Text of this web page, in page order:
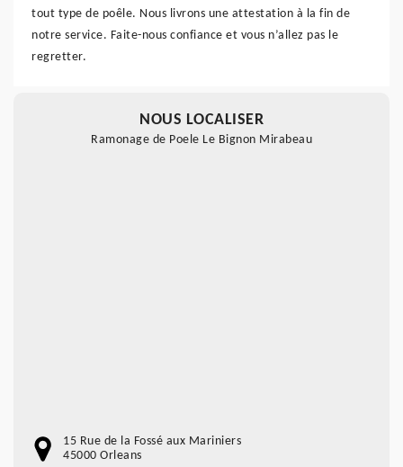
tout type de poêle. Nous livrons une attestation à la fin de
notre service. Faite-nous confiance et vous n’allez pas le
regretter.
NOUS LOCALISER
Ramonage de Poele Le Bignon Mirabeau
15 Rue de la Fossé aux Mariniers
45000 Orleans